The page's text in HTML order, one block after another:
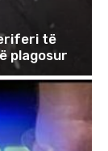
të
plagosur